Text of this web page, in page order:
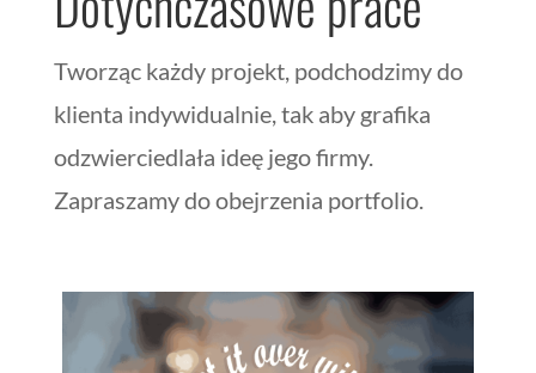
Tworząc każdy projekt, podchodzimy do
klienta indywidualnie, tak aby grafika
odzwierciedlała ideę jego firmy.
Zapraszamy do obejrzenia portfolio.